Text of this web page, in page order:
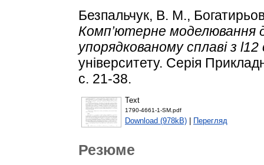
Безпальчук, В. М.,
Комп’ютерне моделювання
упорядкованому сплаві з
університету. Серія
с. 21-38.
Text
1790-4661-1-SM.pdf
Download (978kB) Перегляд
Резюме